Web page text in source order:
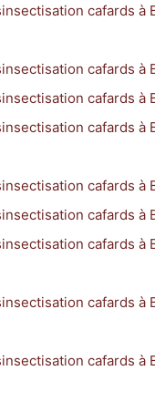
cafards à
cafards à
cafards à
cafards à
cafards à
cafards à
cafards à
cafards à
cafards à